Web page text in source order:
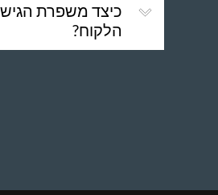
כיצד משפרת
הלקוח?